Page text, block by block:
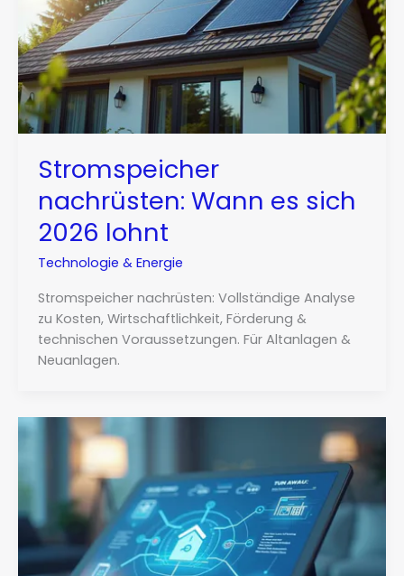
Stromspeicher
nachrüsten: Wann es sich
2026 lohnt
Technologie & Energie
Stromspeicher nachrüsten: Vollständige Analyse
zu Kosten, Wirtschaftlichkeit, Förderung &
technischen Voraussetzungen. Für Altanlagen &
Neuanlagen.